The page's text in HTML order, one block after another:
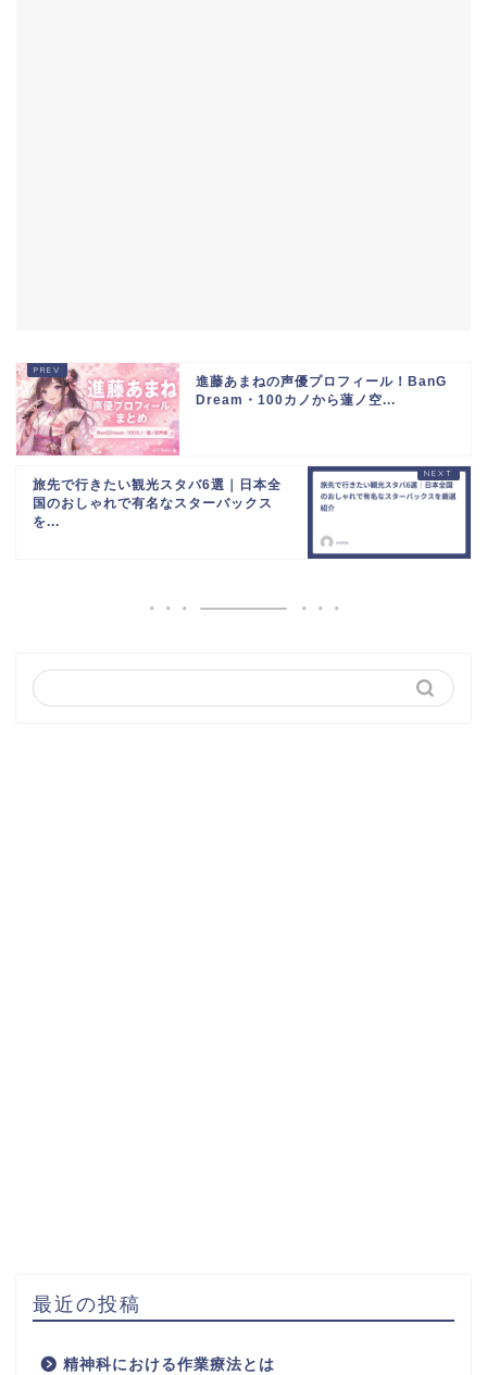
進藤あまねの声優プロフィール！BanG
Dream・100カノから蓮ノ空...
旅先で行きたい観光スタバ6選｜日本全
国のおしゃれで有名なスターバックス
を...
最近の投稿
精神科における作業療法とは